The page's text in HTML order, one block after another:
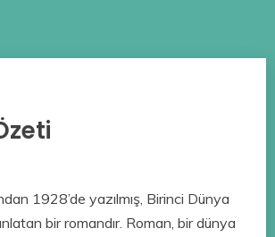
1928’de yazılmış, Birinci Dünya
bir romandır. Roman, bir dünya